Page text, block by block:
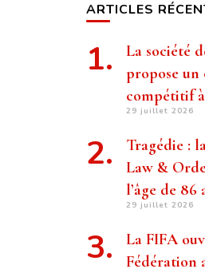
ARTICLES
La société
propose un
compétitif
29 juillet 2026
Tragédie :
Law &
l’âge de 86
29 juillet 2026
La FIFA
Fédération